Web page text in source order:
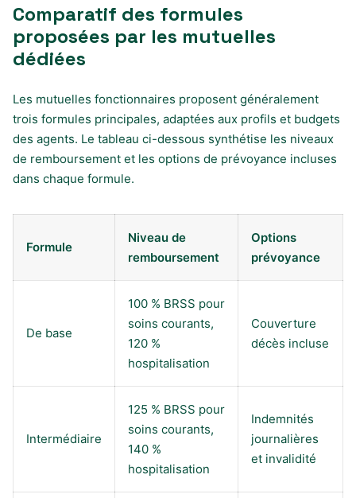
Comparatif des formules
proposées par les mutuelles
dédiées
Les mutuelles fonctionnaires proposent généralement
trois formules principales, adaptées aux profils et budgets
des agents. Le tableau ci-dessous synthétise les niveaux
de remboursement et les options de prévoyance incluses
dans chaque formule.
Formule
Niveau de
remboursement
Options
prévoyance
De base
100 % BRSS pour
soins courants,
120 %
hospitalisation
Couverture
décès incluse
Intermédiaire
125 % BRSS pour
soins courants,
140 %
hospitalisation
Indemnités
journalières
et invalidité